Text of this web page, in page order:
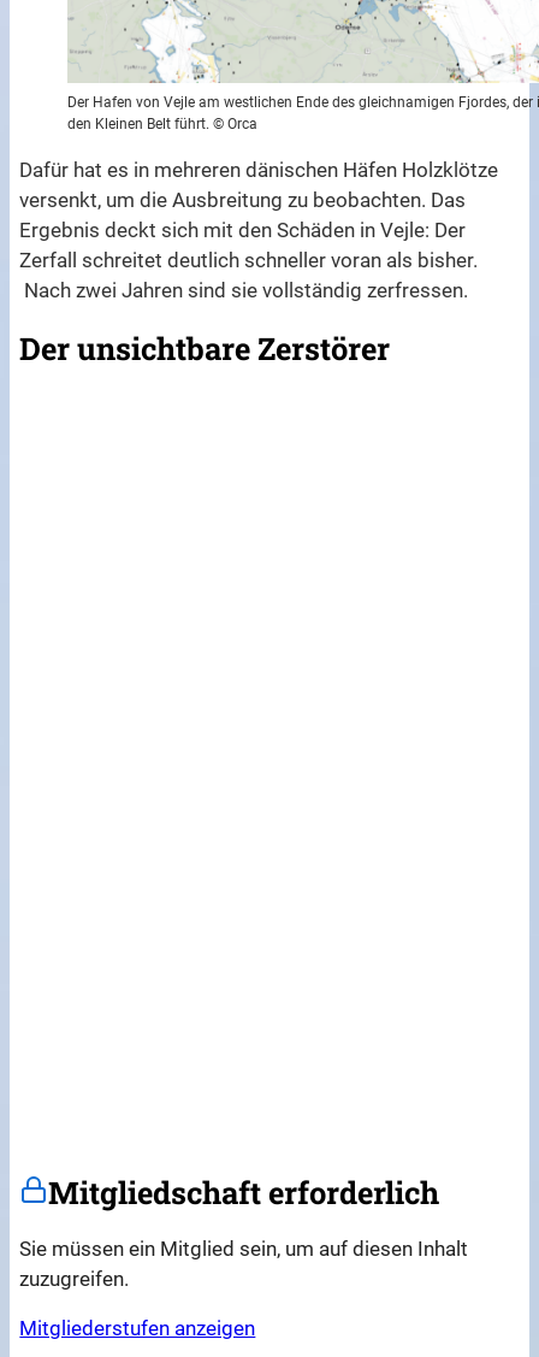
Der Hafen von Vejle am westlichen Ende des gleichnamigen Fjordes, der
den Kleinen Belt führt. © Orca
Dafür hat es in mehreren dänischen Häfen Holzklötze
versenkt, um die Ausbreitung zu beobachten. Das
Ergebnis deckt sich mit den Schäden in Vejle: Der
Zerfall schreitet deutlich schneller voran als bisher.
Nach zwei Jahren sind sie vollständig zerfressen.
Der unsichtbare Zerstörer
Mitgliedschaft erforderlich
Sie müssen ein Mitglied sein, um auf diesen Inhalt
zuzugreifen.
Mitgliederstufen anzeigen